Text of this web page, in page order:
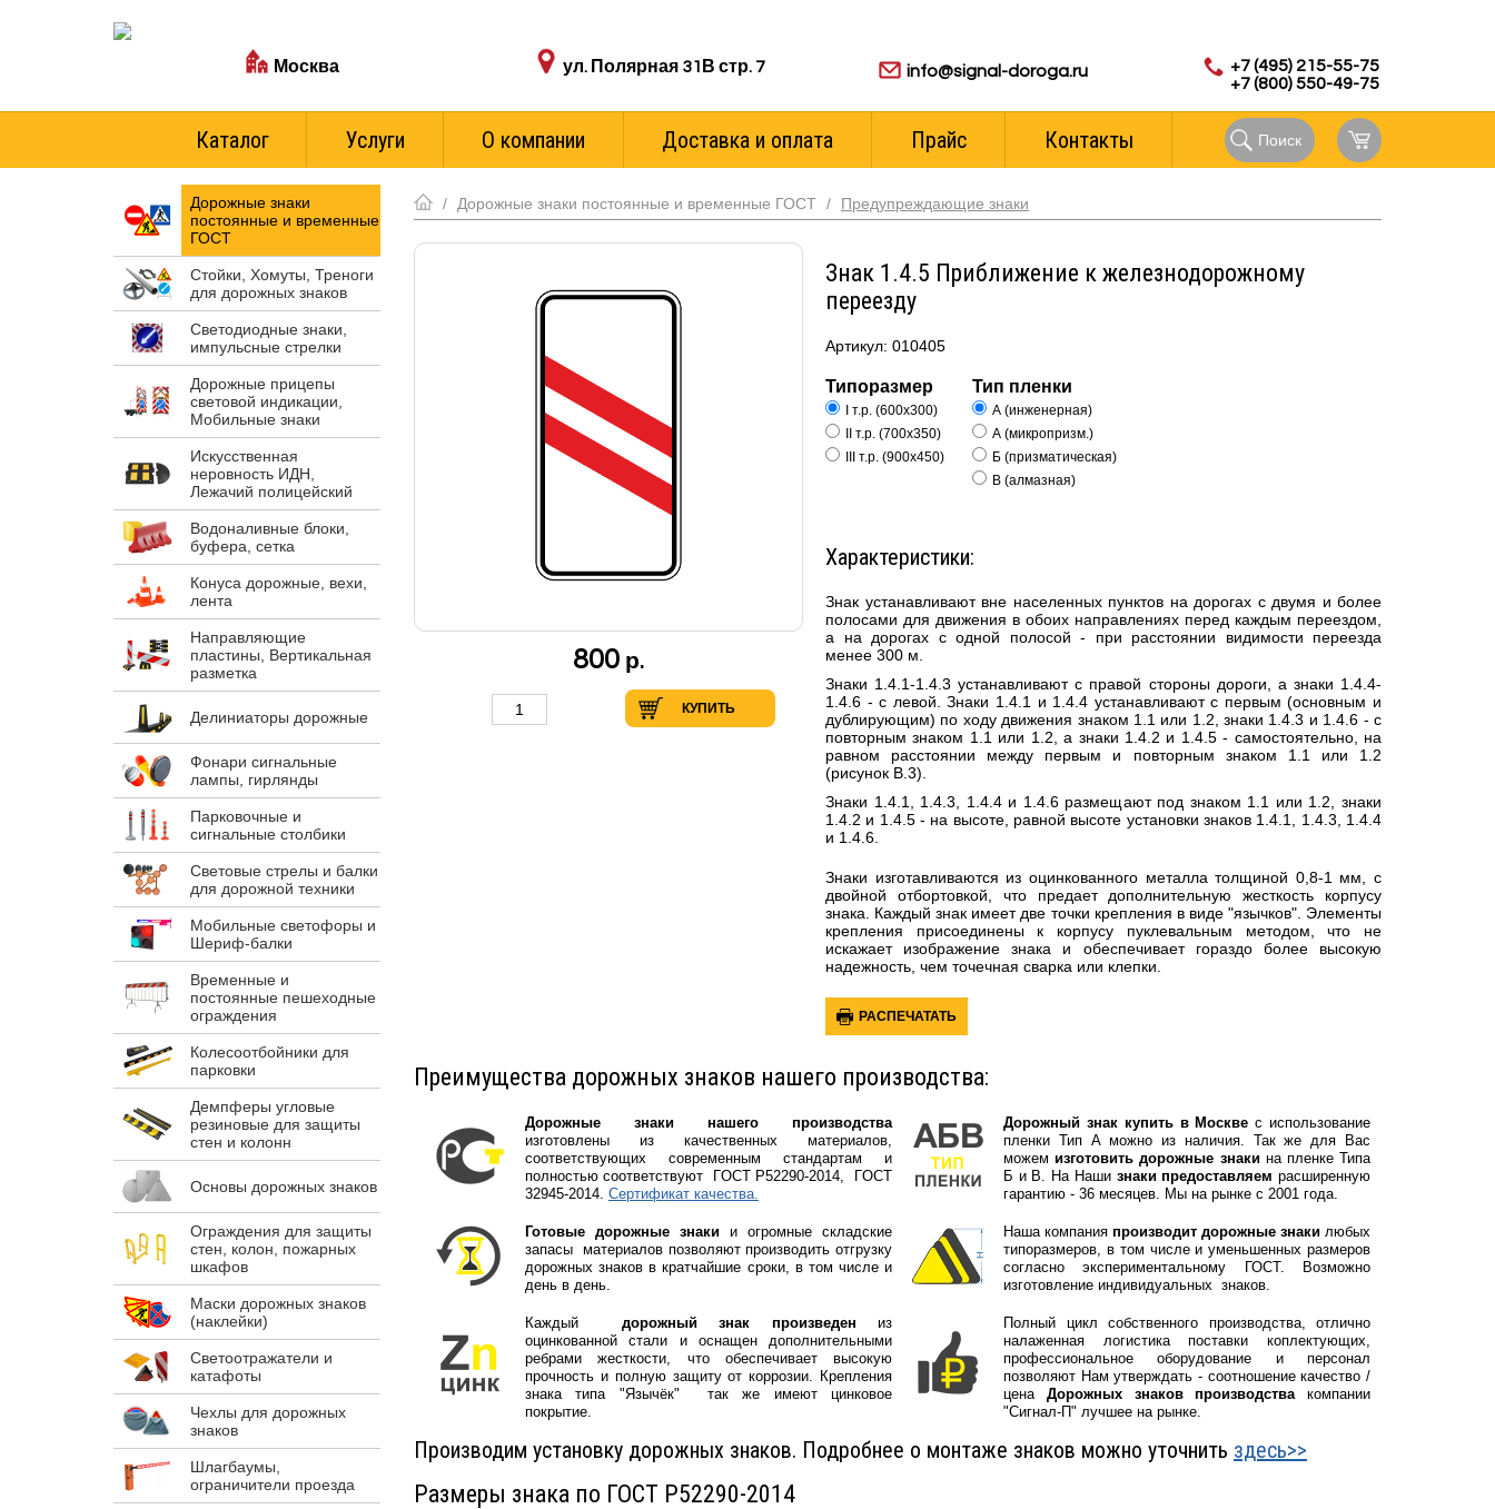
Москва
ул. Полярная 31В стр. 7
info@signal-doroga.ru
+7 (495) 215-55-75
+7 (800) 550-49-75
Каталог Услуги О компании Доставка и оплата Прайс Контакты Поиск
/ Дорожные знаки постоянные и временные ГОСТ / Предупреждающие знаки
Знак 1.4.5 Приближение к железнодорожному
переезду
Артикул: 010405
Типоразмер
I т.р. (600х300)
II т.р. (700х350)
III т.р. (900х450)
Тип пленки
А (инженерная)
А (микропризм.)
Б (призматическая)
В (алмазная)
Характеристики:
Знак устанавливают вне населенных пунктов на дорогах с двумя и более
полосами для движения в обоих направлениях перед каждым переездом,
а на дорогах с одной полосой - при расстоянии видимости переезда
менее 300 м.
Знаки 1.4.1-1.4.3 устанавливают с правой стороны дороги, а знаки 1.4.4-
1.4.6 - c левой. Знаки 1.4.1 и 1.4.4 устанавливают с первым (основным и
дублирующим) по ходу движения знаком 1.1 или 1.2, знаки 1.4.3 и 1.4.6 - с
повторным знаком 1.1 или 1.2, а знаки 1.4.2 и 1.4.5 - самостоятельно, на
равном расстоянии между первым и повторным знаком 1.1 или 1.2
(рисунок В.3).
Знаки 1.4.1, 1.4.3, 1.4.4 и 1.4.6 размещают под знаком 1.1 или 1.2, знаки
1.4.2 и 1.4.5 - на высоте, равной высоте установки знаков 1.4.1, 1.4.3, 1.4.4
и 1.4.6.
Знаки изготавливаются из оцинкованного металла толщиной 0,8-1 мм, с
двойной отбортовкой, что предает дополнительную жесткость корпусу
знака. Каждый знак имеет две точки крепления в виде "язычков". Элементы
крепления присоединены к корпусу пуклевальным методом, что не
искажает изображение знака и обеспечивает гораздо более высокую
надежность, чем точечная сварка или клепки.
РАСПЕЧАТАТЬ
800 р.
КУПИТЬ
Преимущества дорожных знаков нашего производства:
Дорожные знаки нашего производства
изготовлены из качественных материалов,
соответствующих современным стандартам и
полностью соответствуют
ГOCT P52290-2014, ГOCT
32945-2014. Сертификат качества.
Готовые дорожные знаки и огромные складские
запасы материалов позволяют производить отгрузку
дорожных знаков в кратчайшие сроки, в том числе и
день в день.
Каждый дорожный знак произведен из
оцинкованной стали и оснащен дополнительными
ребрами жесткости, что обеспечивает высокую
прочность и полную защиту от коррозии. Крепления
знака типа "Язычёк" так же имеют цинковое
покрытие.
Дорожный знак купить в Москве с использование
пленки Тип А можно из наличия. Так же для Вас
можемизготовить дорожные знакина пленке Типа
Б и В. На Наши знаки предоставляем расширенную
гарантию - 36 месяцев. Мы на рынке с 2001 года.
Наша компания производит дорожные знаки любых
типоразмеров, в том числе и уменьшенных размеров
согласно экспериментальному ГОСТ. Возможно
изготовление индивидуальных знаков.
Полный цикл собственного производства, отлично
налаженная логистика поставки коплектующих,
профессиональное оборудование и персонал
позволяют Нам утверждать - соотношение качество /
цена Дорожных знаков производствакомпании
"Сигнал-П" лучшее на рынке.
Производим установку дорожных знаков. Подробнее о монтаже знаков можно уточнить здесь>>
Размеры знака по ГОСТ Р52290-2014
Дорожные знаки
постоянные и временные
ГОСТ
Стойки, Хомуты, Треноги
для дорожных знаков
Светодиодные знаки,
импульсные стрелки
Дорожные прицепы
световой индикации,
Мобильные знаки
Искусственная
неровность ИДН,
Лежачий полицейский
Водоналивные блоки,
буфера, сетка
Конуса дорожные, вехи,
лента
Направляющие
пластины, Вертикальная
разметка
Делиниаторы дорожные
Фонари сигнальные
лампы, гирлянды
Парковочные и
сигнальные столбики
Световые стрелы и балки
для дорожной техники
Мобильные светофоры и
Шериф-балки
Временные и
постоянные пешеходные
ограждения
Колесоотбойники для
парковки
Демпферы угловые
резиновые для защиты
стен и колонн
Основы дорожных знаков
Ограждения для защиты
стен, колон, пожарных
шкафов
Маски дорожных знаков
(наклейки)
Светоотражатели и
катафоты
Чехлы для дорожных
знаков
Шлагбаумы,
ограничители проезда